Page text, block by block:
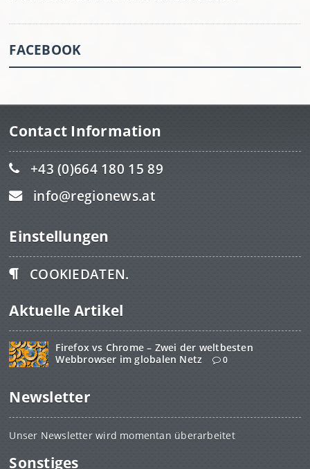
FACEBOOK
Contact Information
+43 (0)664 180 15 89
info@regionews.at
Einstellungen
COOKIEDATEN.
Aktuelle Artikel
Firefox vs Chrome – Zwei der weltbesten
Webbrowser im globalen Netz
0
Newsletter
Unser Newsletter wird momentan überarbeitet
Sonstiges